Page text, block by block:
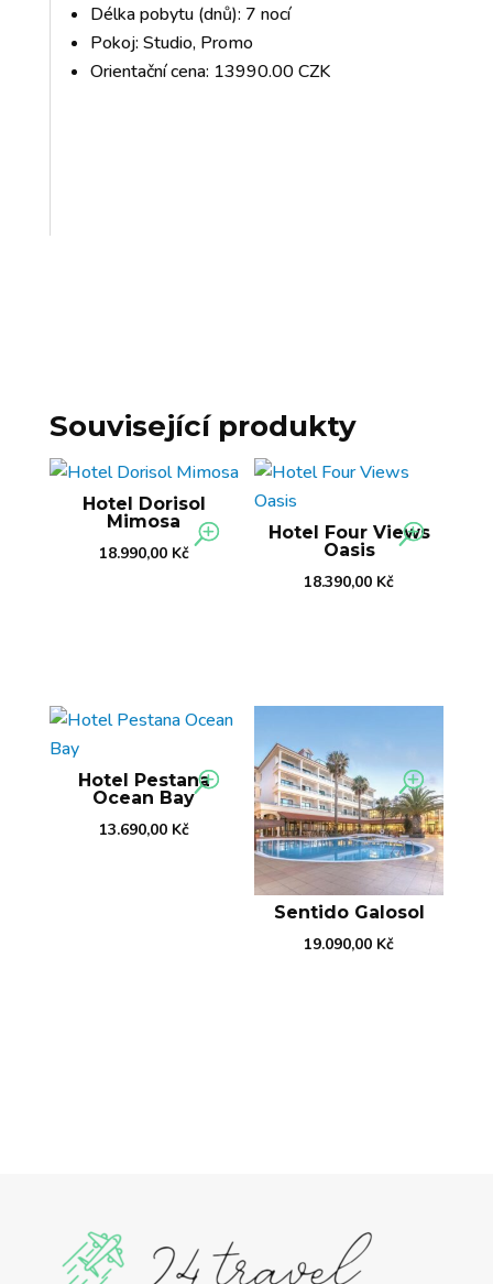
Délka pobytu (dnů): 7 nocí
Pokoj: Studio, Promo
Orientační cena: 13990.00 CZK
Související produkty
Hotel Dorisol
Mimosa
18.990,00 Kč
Hotel Four Views
Oasis
18.390,00 Kč
Hotel Pestana
Ocean Bay
13.690,00 Kč
Sentido Galosol
19.090,00 Kč